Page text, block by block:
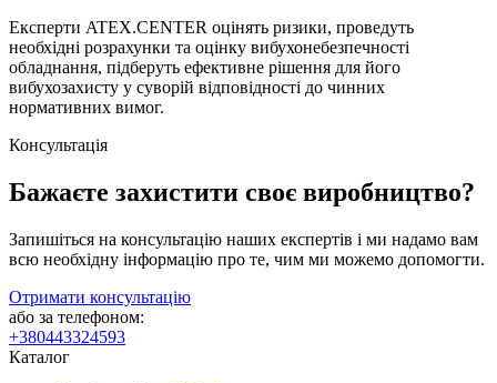
Експерти ATEX.CENTER оцінять ризики, проведуть
необхідні розрахунки та оцінку вибухонебезпечності
обладнання, підберуть ефективне рішення для його
вибухозахисту у суворій відповідності до чинних
нормативних вимог.
Консультація
Бажаєте захистити своє виробництво?
Запишіться на консультацію наших експертів і ми надамо вам
всю необхідну інформацію про те, чим ми можемо допомогти.
Отримати консультацію
або за телефоном:
+380443324593
Каталог